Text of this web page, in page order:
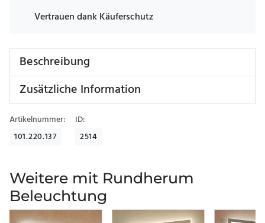
Vertrauen dank Käuferschutz
Beschreibung
Zusätzliche Information
Artikelnummer:
101.220.137
ID:
2514
Weitere mit Rundherum
Beleuchtung